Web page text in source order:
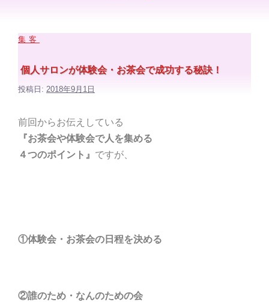
集客
個人サロンが体験会・お茶会で成功する秘訣！
投稿日: 2018年9月1日
前回からお伝えしている
『お茶会や体験会で人を集める
４つのポイント』 ですが、
①体験会・お茶会の日程を決める
②誰のため・なんのための会